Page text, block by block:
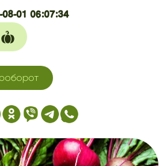
08-01 06:07:34